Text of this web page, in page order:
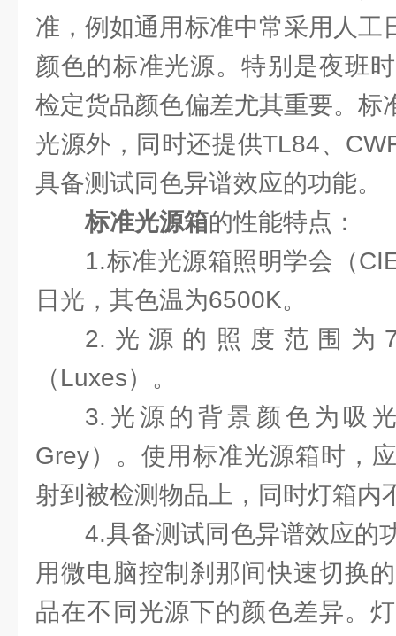
准，例如通用标准中常采用人工
颜色的标准光源。特别是夜班
检定货品颜色偏差尤其重要。标
光源外，同时还提供TL84、
具备测试同色异谱效应的功能。
标准光源箱的性能特点：
1.标准光源箱照明学会（
日光，其色温为6500K。
2.光源的照度范围为
（Luxes）。
3.光源的背景颜色为吸
Grey）。使用标准光源箱时，
射到被检测物品上，同时灯箱内
4.具备测试同色异谱效应的
用微电脑控制刹那间快速切换
品在不同光源下的颜色差异。